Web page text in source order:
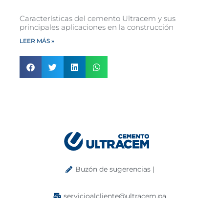
Características del cemento Ultracem y sus
principales aplicaciones en la construcción
LEER MÁS »
Buzón de sugerencias |
servicioalcliente@ultracem.pa